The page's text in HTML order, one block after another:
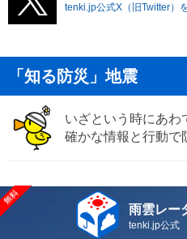
tenki.jp公式X（旧Twitter）
「知る防災」地震
いざという時にあわ
確かな情報と行動で
雨雲レー
tenki.jp公式